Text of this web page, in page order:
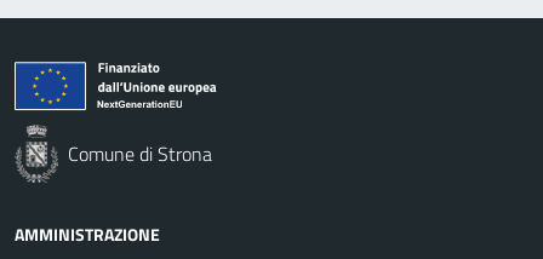
Comune di Strona
AMMINISTRAZIONE